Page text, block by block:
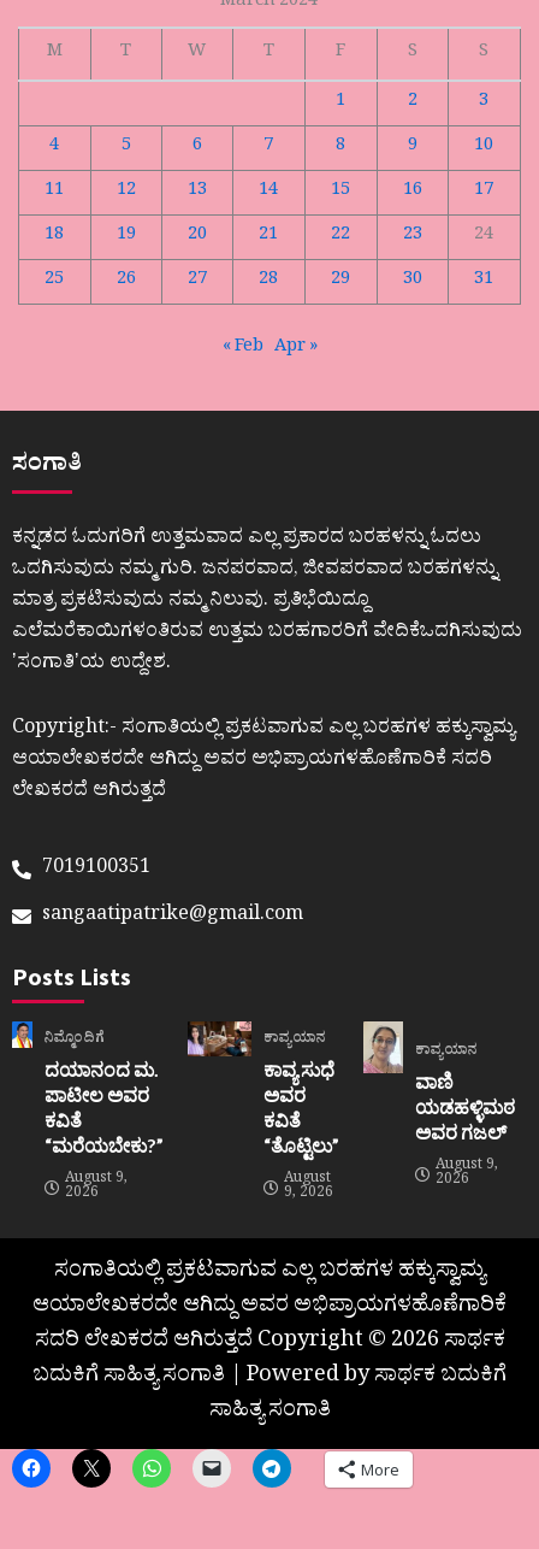
M
T W T F S
S
1
2
3
4
5 6 7 8 9
10
11
12 13 14 15 16
17
18
19 20 21 22 23
24
25
26 27 28 29 30 31
« Feb Apr »
ಸಂಗಾತಿ
ಕನ್ನಡದ ಓದುಗರಿಗೆ ಉತ್ತಮವಾದ ಎಲ್ಲ ಪ್ರಕಾರದ ಬರಹಳನ್ನು ಓದಲು
ಒದಗಿಸುವುದು ನಮ್ಮ ಗುರಿ. ಜನಪರವಾದ, ಜೀವಪರವಾದ ಬರಹಗಳನ್ನು
ಮಾತ್ರ ಪ್ರಕಟಿಸುವುದು ನಮ್ಮ ನಿಲುವು. ಪ್ರತಿಭೆಯಿದ್ದೂ
ಎಲೆಮರೆಕಾಯಿಗಳಂತಿರುವ ಉತ್ತಮ ಬರಹಗಾರರಿಗೆ ವೇದಿಕೆಒದಗಿಸುವುದು
ʼಸಂಗಾತಿʼಯ ಉದ್ದೇಶ.
Copyright:- ಸಂಗಾತಿಯಲ್ಲಿ ಪ್ರಕಟವಾಗುವ ಎಲ್ಲ ಬರಹಗಳ ಹಕ್ಕುಸ್ವಾಮ್ಯ
ಆಯಾಲೇಖಕರದೇ ಆಗಿದ್ದು ಅವರ ಅಭಿಪ್ರಾಯಗಳಹೊಣೆಗಾರಿಕೆ ಸದರಿ
ಲೇಖಕರದೆ ಆಗಿರುತ್ತದೆ
7019100351
sangaatipatrike@gmail.com
Posts Lists
ನಿಮ್ಮೊಂದಿಗೆ
ದಯಾನಂದ ಮ.
ಪಾಟೀಲ ಅವರ
ಕವಿತೆ
“ಮರೆಯಬೇಕು?”
August 9,
2026
ಕಾವ್ಯಯಾನ
ಕಾವ್ಯ ಸುಧೆ
ಅವರ
ಕವಿತೆ
“ತೊಟ್ಟಿಲು”
August
9, 2026
ಕಾವ್ಯಯಾನ
ವಾಣಿ
ಯಡಹಳ್ಳಿಮಠ
ಅವರ ಗಜಲ್
August 9,
2026
ಸಂಗಾತಿಯಲ್ಲಿ ಪ್ರಕಟವಾಗುವ ಎಲ್ಲ ಬರಹಗಳ ಹಕ್ಕುಸ್ವಾಮ್ಯ
ಆಯಾಲೇಖಕರದೇ ಆಗಿದ್ದು ಅವರ ಅಭಿಪ್ರಾಯಗಳಹೊಣೆಗಾರಿಕೆ
ಸದರಿ ಲೇಖಕರದೆ ಆಗಿರುತ್ತದೆ Copyright © 2026 ಸಾರ್ಥಕ
ಬದುಕಿಗೆ ಸಾಹಿತ್ಯ ಸಂಗಾತಿ | Powered by ಸಾರ್ಥಕ ಬದುಕಿಗೆ
ಸಾಹಿತ್ಯ ಸಂಗಾತಿ
More